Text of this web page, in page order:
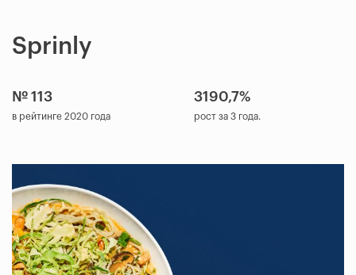
Sprinly
№ 113
в рейтинге 2020 года
3190,7%
рост за 3 года.